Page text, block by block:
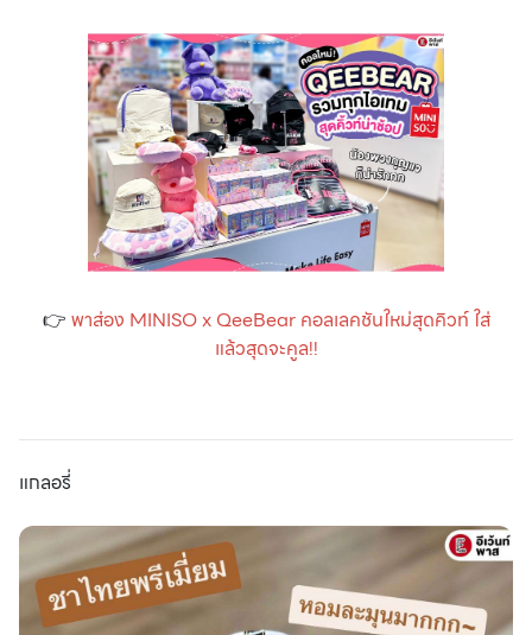
👉 พาส่อง MINISO x QeeBear คอลเลคชันใหม่สุดคิวท์ ใส่
แล้วสุดจะคูล!!
แกลอรี่